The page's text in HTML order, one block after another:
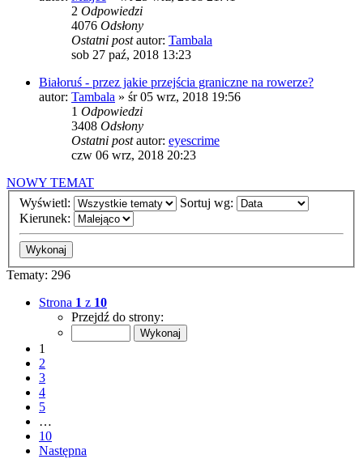
2 Odpowiedzi
4076 Odsłony
Ostatni postautor: Tambala
sob 27 paź, 2018 13:23
Białoruś - przez jakie przejścia graniczne na rowerze?
autor: Tambala » śr 05 wrz, 2018 19:56
1 Odpowiedzi
3408 Odsłony
Ostatni postautor: eyescrime
czw 06 wrz, 2018 20:23
NOWY TEMAT
Wyświetl:
Sortuj wg:
Kierunek:
Tematy: 296
Strona 1 z 10
Przejdź do strony:
1
2
3
4
5
…
10
Następna